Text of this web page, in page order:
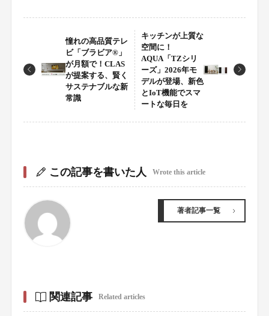
憧れの高品質テレ
ビ「ブラビア®」
が月額で！CLAS
が提案する、賢く
サステナブルな新
常識
キッチンが上質な
空間に！
AQUA「TZシリ
ーズ」2026年モ
デルが登場、新色
とIoT機能でスマ
ートな毎日を
この記事を書いた人 Wrote this article
著者記事一覧
関連記事 Related articles